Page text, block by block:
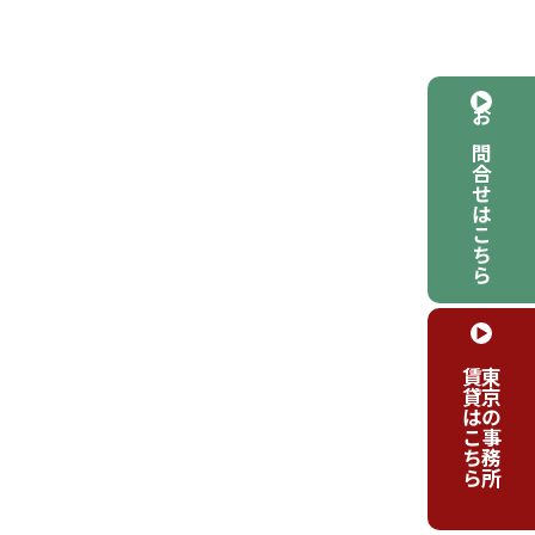
お問合せはこちら
東京の事務所
賃貸はこちら